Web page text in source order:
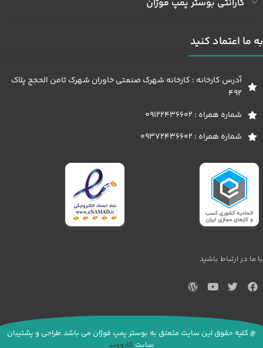
گارانتی بوستر پمپ فوژان
به ما اعتماد کنید
آدرس کارخانه : کارخانه شهرک صنعتی خاوران شهرک ثامن الحجج پلاک
492
شماره همراه : 09122436602
شماره همراه : 09372436602
با ما در ارتباط باشید
@ کلیه حقوق این سایت متعلق به بوستر پمپ فوژان می باشد.طراحی و پشتیبان
سایت کارووب